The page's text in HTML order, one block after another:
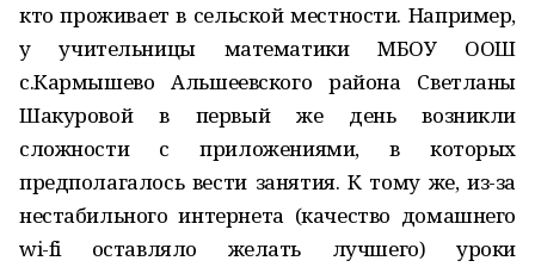
кто проживает в сельской местности. Например,
у учительницы математики МБОУ ООШ
с.Кармышево Альшеевского района Светланы
Шакуровой в первый же день возникли
сложности с приложениями, в которых
предполагалось вести занятия. К тому же, из-за
нестабильного интернета (качество домашнего
wi-fi оставляло желать лучшего) уроки